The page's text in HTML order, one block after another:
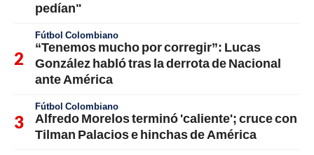
pedían"
Fútbol Colombiano
“Tenemos mucho por corregir”: Lucas
González habló tras la derrota de Nacional
ante América
Fútbol Colombiano
Alfredo Morelos terminó 'caliente'; cruce con
Tilman Palacios e hinchas de América